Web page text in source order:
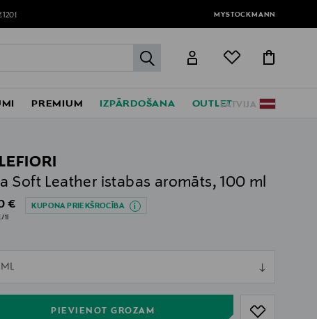
MYSTOCKMANN
label.header.go
LATVIJA
PREMIUM IZPĀRDOŠANA OUTLET
Soft Leather istabas aromāts, 100 ml
Price
€ KUPONA PRIEKŠROCĪBA
1l
PIEVIENOT GROZAM
null